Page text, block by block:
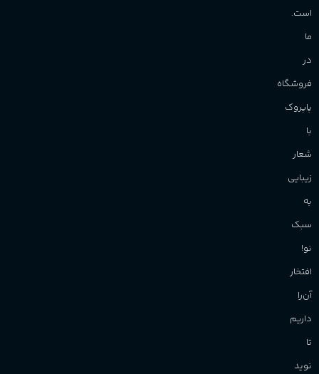
است.
ما
در
فروشگاه
پاپروک
با
شعار
زیبایی
به
سبک
نو!
افتخار
آن‌را
داریم
تا
نوید